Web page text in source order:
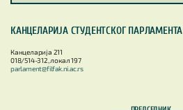
КАНЦЕЛАРИЈА СТУДЕНТСКОГ ПАРЛАМЕНТА
Канцеларија 211
018/514-312, локал 197
parlament@filfak.ni.ac.rs